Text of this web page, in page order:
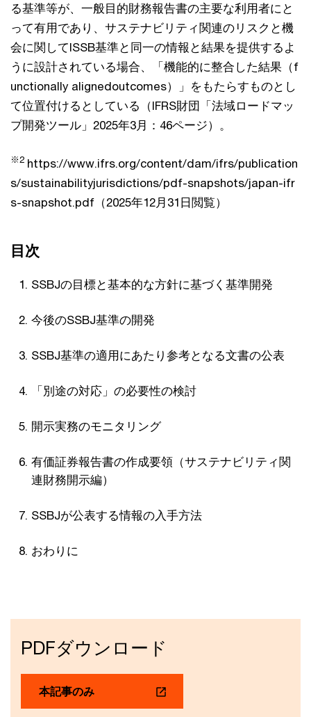
る基準等が、一般目的財務報告書の主要な利用者にと
って有用であり、サステナビリティ関連のリスクと機
会に関してISSB基準と同一の情報と結果を提供するよ
うに設計されている場合、「機能的に整合した結果（f
unctionally alignedoutcomes）」をもたらすものとし
て位置付けるとしている（IFRS財団「法域ロードマッ
プ開発ツール」2025年3月：46ページ）。
※2 https://www.ifrs.org/content/dam/ifrs/publication
s/sustainabilityjurisdictions/pdf-snapshots/japan-ifr
s-snapshot.pdf（2025年12月31日閲覧）
目次
SSBJの目標と基本的な方針に基づく基準開発
今後のSSBJ基準の開発
SSBJ基準の適用にあたり参考となる文書の公表
「別途の対応」の必要性の検討
開示実務のモニタリング
有価証券報告書の作成要領（サステナビリティ関
連財務開示編）
SSBJが公表する情報の入手方法
おわりに
PDFダウンロード
本記事のみ